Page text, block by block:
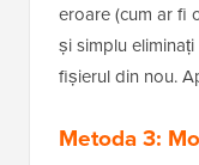
eroare (cum ar fi
și simplu
fișierul din nou.
Metoda 3: